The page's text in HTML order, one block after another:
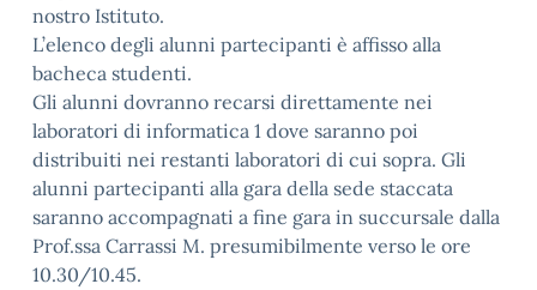
nostro Istituto.
L’elenco degli alunni partecipanti è affisso alla
bacheca studenti.
Gli alunni dovranno recarsi direttamente nei
laboratori di informatica 1 dove saranno poi
distribuiti nei restanti laboratori di cui sopra. Gli
alunni partecipanti alla gara della sede staccata
saranno accompagnati a fine gara in succursale dalla
Prof.ssa Carrassi M. presumibilmente verso le ore
10.30/10.45.